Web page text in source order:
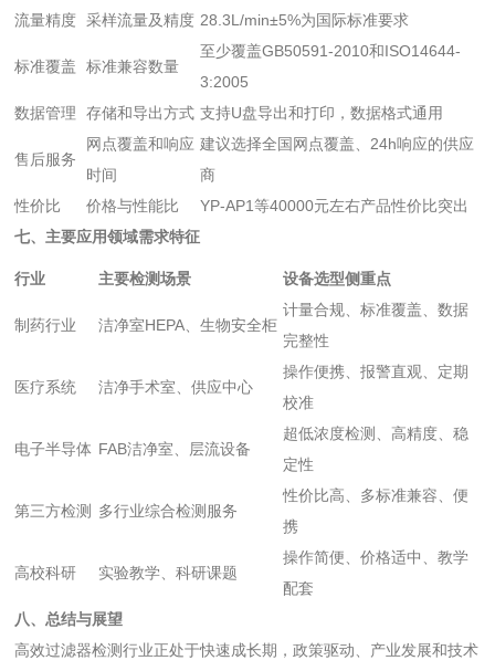
流量精度
采样流量及精度 28.3L/min±5%为国际标准要求
标准覆盖 标准兼容数量
至少覆盖GB50591-2010和ISO14644-
3:2005
数据管理
存储和导出方式 支持U盘导出和打印，数据格式通用
售后服务
网点覆盖和响应
时间
建议选择全国网点覆盖、24h响应的供应
商
性价比
价格与性能比
YP-AP1等40000元左右产品性价比突出
七、主要应用领域需求特征
行业 主要检测场景 设备选型侧重点
制药行业 洁净室HEPA、生物安全柜
计量合规、标准覆盖、数据
完整性
医疗系统 洁净手术室、供应中心
操作便携、报警直观、定期
校准
电子半导体 FAB洁净室、层流设备
超低浓度检测、高精度、稳
定性
第三方检测 多行业综合检测服务
性价比高、多标准兼容、便
携
高校科研 实验教学、科研课题
操作简便、价格适中、教学
配套
八、总结与展望
高效过滤器检测行业正处于快速成长期，政策驱动、产业发展和技术